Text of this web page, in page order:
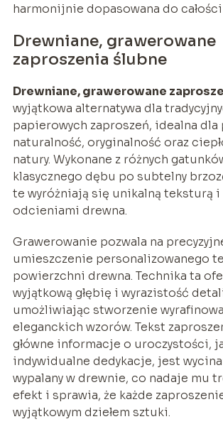
harmonijnie dopasowana do
Drewniane, grawerowane
zaproszenia ślubne
Drewniane, grawerowane
wyjątkowa alternatywa dla
papierowych zaproszeń, idealna dla
naturalność, oryginalność oraz
natury. Wykonane z różnych
klasycznego dębu po subtelny
te wyróżniają się unikalną teksturą i
odcieniami drewna.
Grawerowanie pozwala na
umieszczenie personalizowanego
powierzchni drewna. Technika ta
wyjątkową głębię i wyrazistość
umożliwiając stworzenie
eleganckich wzorów. Tekst
główne informacje o uroczystości,
indywidualne dedykacje, jest
wypalany w drewnie, co nadaje mu
efekt i sprawia, że każde
wyjątkowym dziełem sztuki.